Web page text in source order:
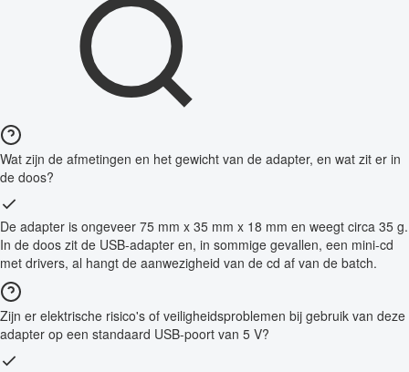
Wat zijn de afmetingen en het gewicht van de adapter, en wat zit er in
de doos?
De adapter is ongeveer 75 mm x 35 mm x 18 mm en weegt circa 35 g.
In de doos zit de USB-adapter en, in sommige gevallen, een mini-cd
met drivers, al hangt de aanwezigheid van de cd af van de batch.
Zijn er elektrische risico's of veiligheidsproblemen bij gebruik van deze
adapter op een standaard USB-poort van 5 V?